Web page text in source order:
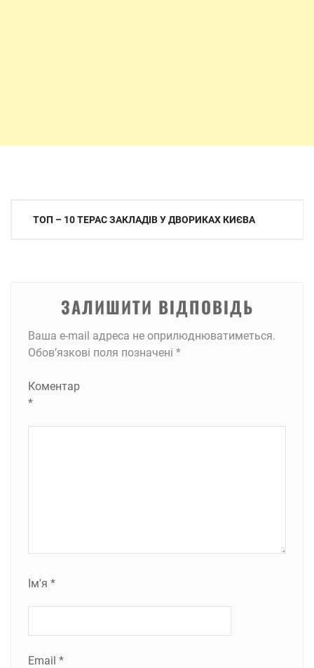
Навігація
ТОП – 10 ТЕРАС ЗАКЛАДІВ У ДВОРИКАХ КИЄВА
ЗАЛИШИТИ ВІДПОВІДЬ
Ваша e-mail адреса не оприлюднюватиметься.
Обов’язкові поля позначені *
Коментар
*
Ім'я *
Email *